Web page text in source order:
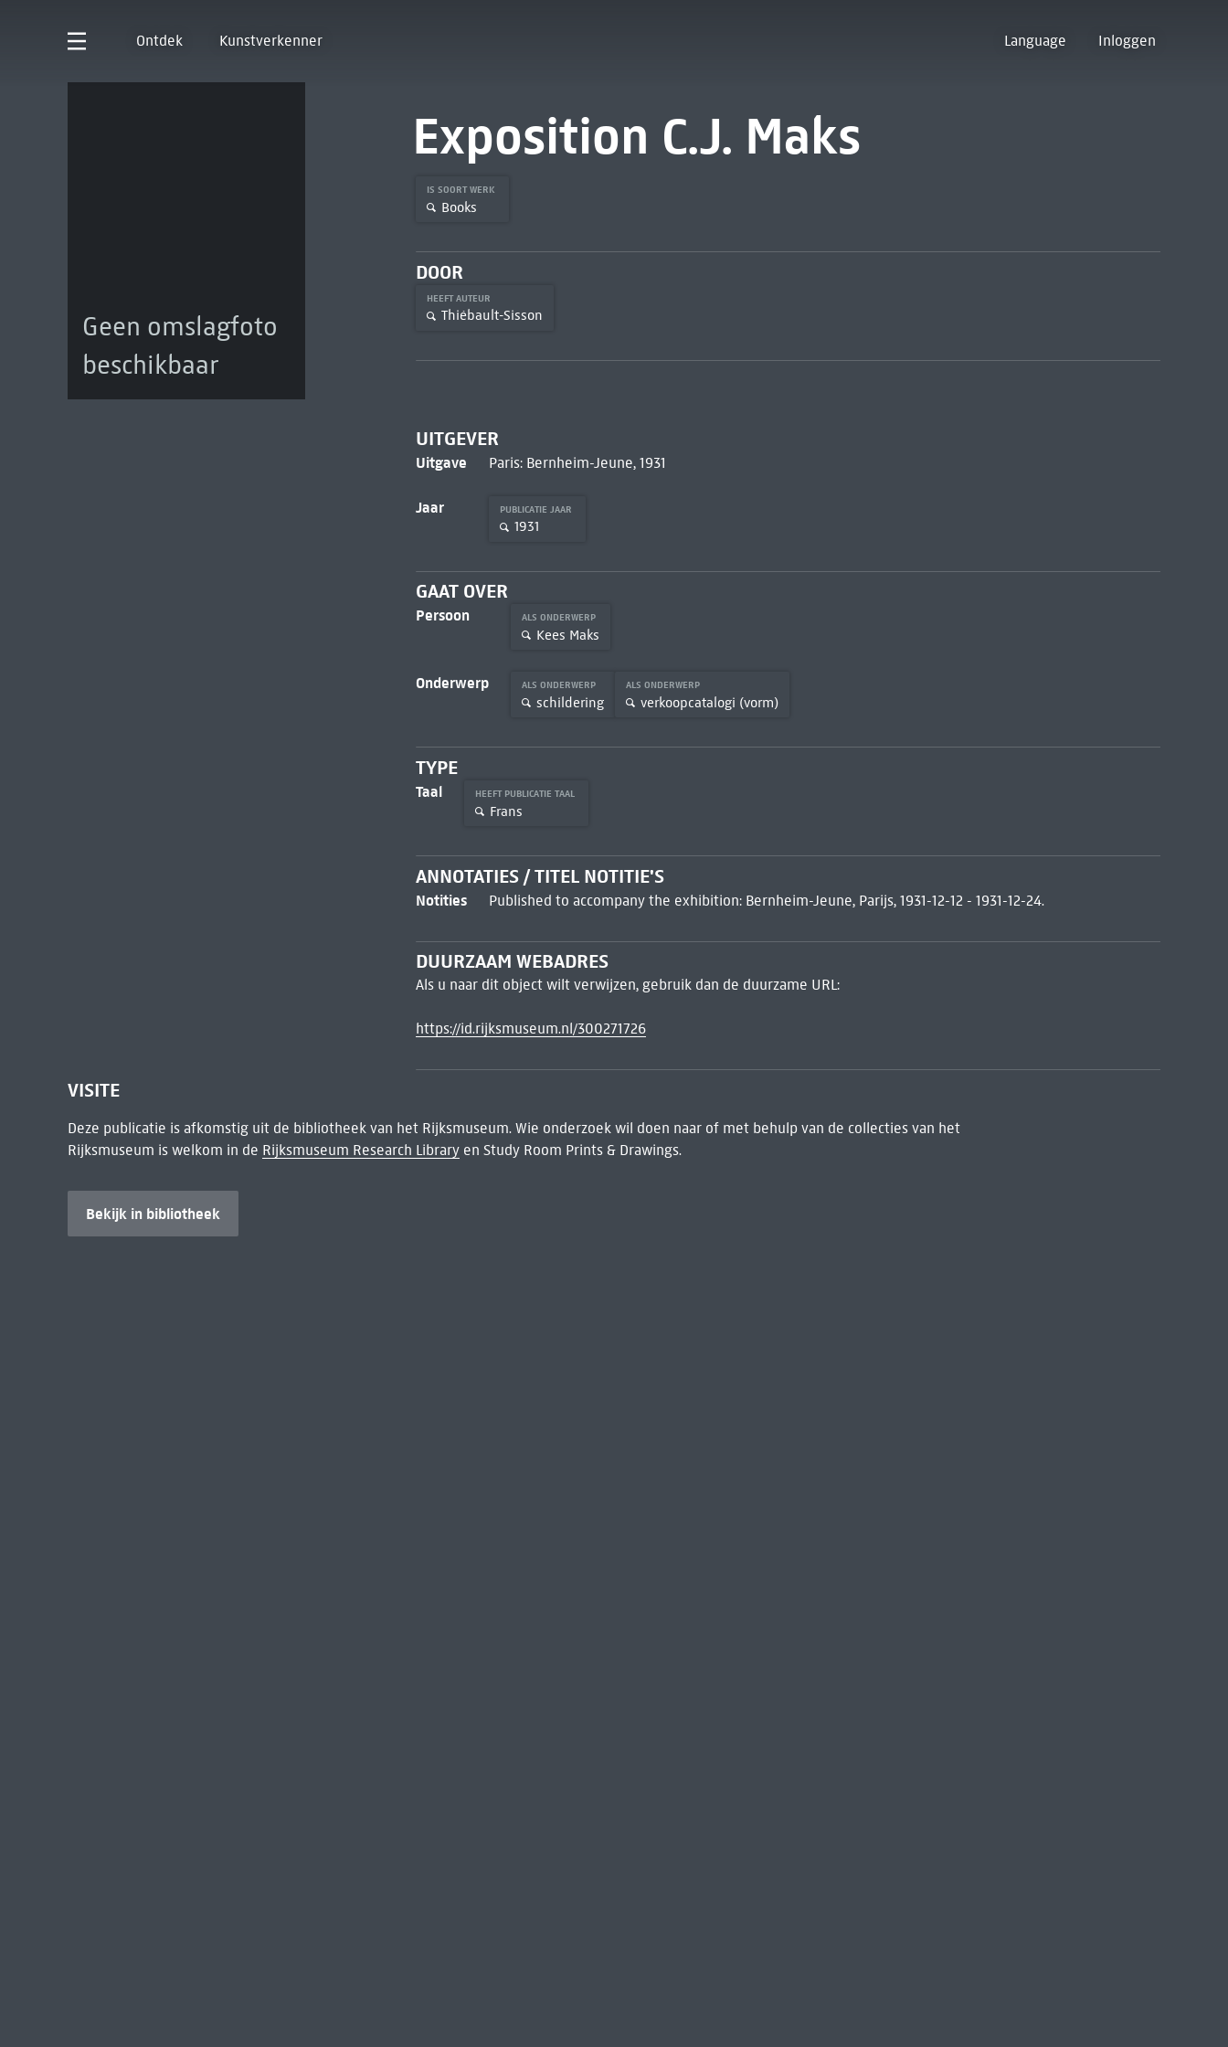
Ontdek Kunstverkenner Language Inloggen
Geen omslagfoto
beschikbaar
Exposition C.J. Maks
IS SOORT WERK
Books
DOOR
HEEFT AUTEUR
Thiébault-Sisson
UITGEVER
Uitgave Paris: Bernheim-Jeune, 1931
Jaar PUBLICATIE JAAR
1931
GAAT OVER
Persoon ALS ONDERWERP
Kees Maks
Onderwerp ALS ONDERWERP
schildering
ALS ONDERWERP
verkoopcatalogi (vorm)
TYPE
Taal HEEFT PUBLICATIE TAAL
Frans
ANNOTATIES / TITEL NOTITIE'S
Notities Published to accompany the exhibition: Bernheim-Jeune, Parijs, 1931-12-12 - 1931-12-24.
DUURZAAM WEBADRES
Als u naar dit object wilt verwijzen, gebruik dan de duurzame URL:
https://id.rijksmuseum.nl/300271726
VISITE
Deze publicatie is afkomstig uit de bibliotheek van het Rijksmuseum. Wie onderzoek wil doen naar of met behulp van de collecties van het
Rijksmuseum is welkom in de Rijksmuseum Research Libraryen Study Room Prints & Drawings.
Bekijk in bibliotheek